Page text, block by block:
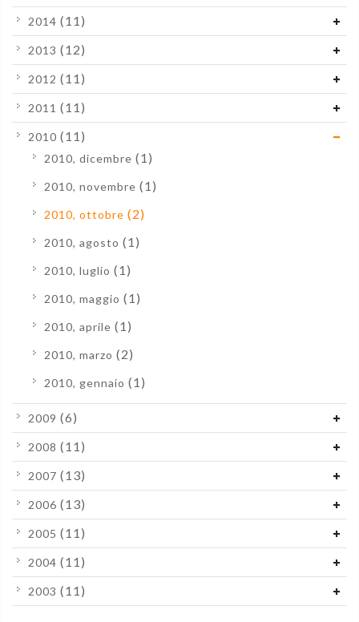
2014 (11)
2013 (12)
2012 (11)
2011 (11)
2010 (11)
2010, dicembre (1)
2010, novembre (1)
2010, ottobre (2)
2010, agosto (1)
2010, luglio (1)
2010, maggio (1)
2010, aprile (1)
2010, marzo (2)
2010, gennaio (1)
2009 (6)
2008 (11)
2007 (13)
2006 (13)
2005 (11)
2004 (11)
2003 (11)